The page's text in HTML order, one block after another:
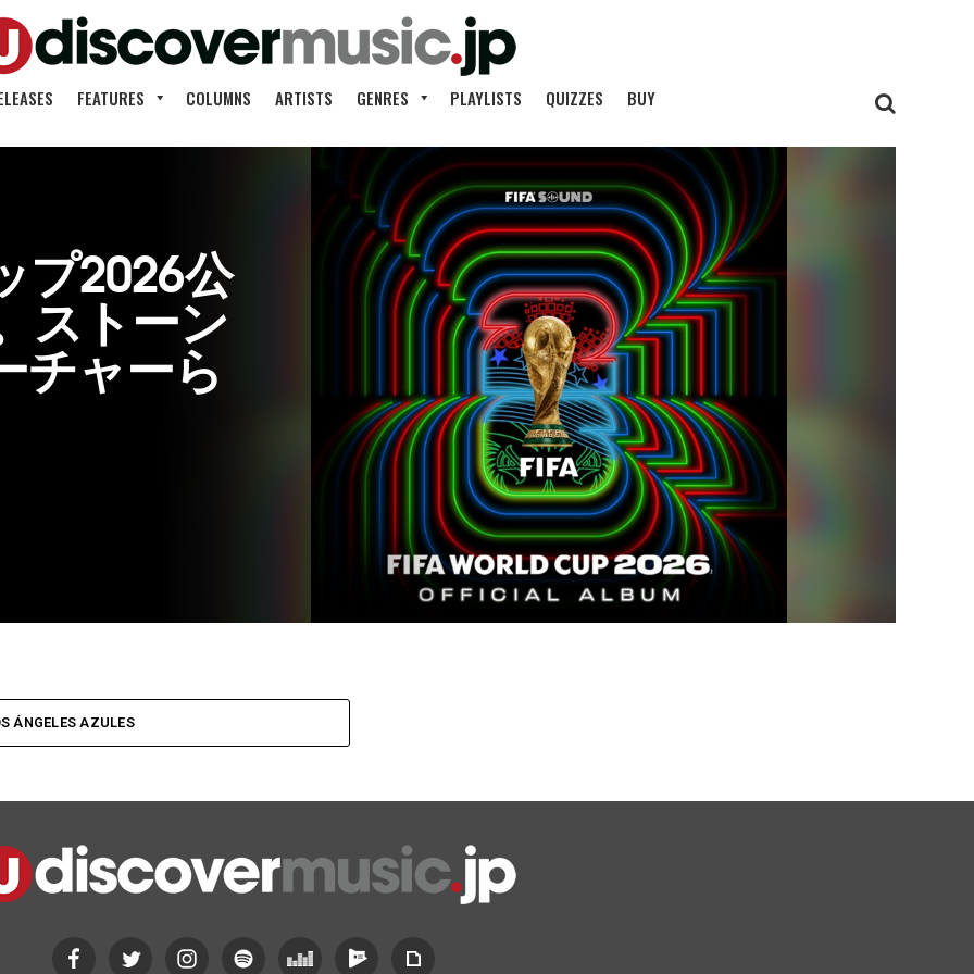
FEATURES COLUMNS ARTISTS GENRES PLAYLISTS QUIZZES BUY
プ2026公
ストーン
チャーら
ÁNGELES AZULES